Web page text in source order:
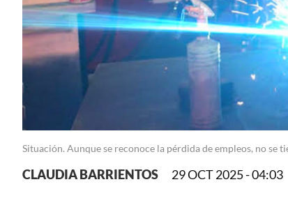
Situación. Aunque se reconoce la pérdida de empleos, no se
CLAUDIA BARRIENTOS 29 OCT 2025 - 04:03